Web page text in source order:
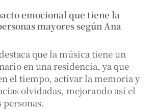
emocional que tiene la
mayores según Ana
que la música tiene un
en una residencia, ya que
el tiempo, activar la memoria y
olvidadas, mejorando así el
personas.